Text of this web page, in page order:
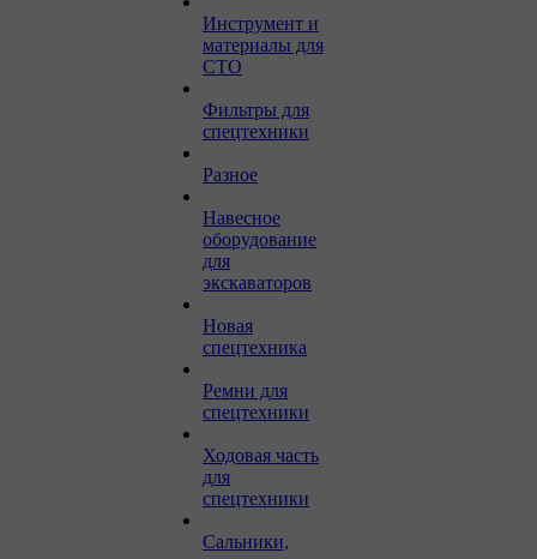
Инструмент и
материалы для
СТО
Фильтры для
спецтехники
Разное
Навесное
оборудование
для
экскаваторов
Новая
спецтехника
Ремни для
спецтехники
Ходовая часть
для
спецтехники
Сальники,